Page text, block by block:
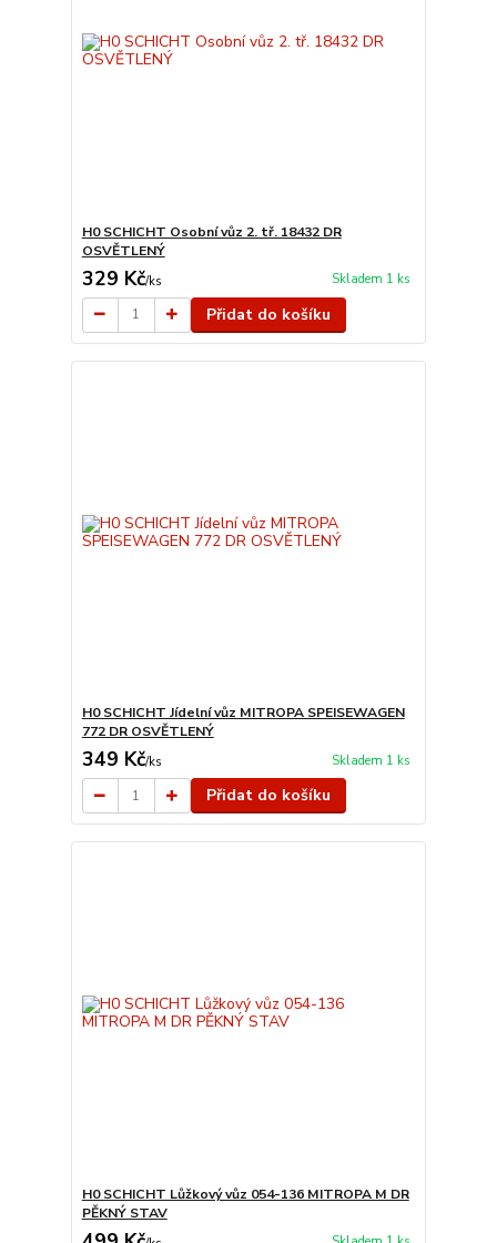
H0 SCHICHT Osobní vůz 2. tř. 18432 DR
OSVĚTLENÝ
329 Kč/ks Skladem 1 ks
Přidat do košíku
H0 SCHICHT Jídelní vůz MITROPA SPEISEWAGEN
772 DR OSVĚTLENÝ
349 Kč/ks Skladem 1 ks
Přidat do košíku
H0 SCHICHT Lůžkový vůz 054-136 MITROPA M DR
PĚKNÝ STAV